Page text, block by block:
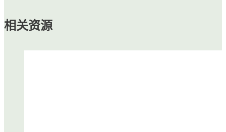
相关资源